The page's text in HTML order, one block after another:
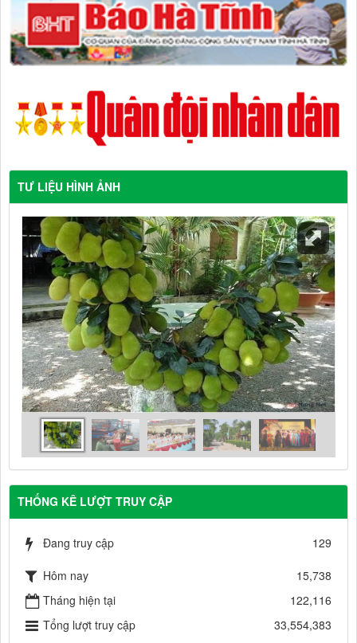
TƯ LIỆU HÌNH ẢNH
THỐNG KÊ LƯỢT TRUY CẬP
Đang truy cập 129
Hôm nay
15,738
Tháng hiện tại
122,116
Tổng lượt truy cập
33,554,383